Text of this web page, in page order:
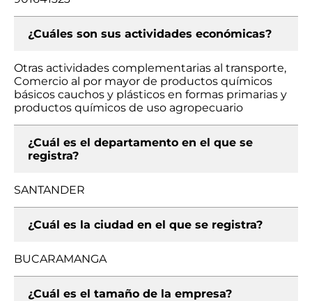
¿Cuáles son sus actividades económicas?
Otras actividades complementarias al transporte,
Comercio al por mayor de productos químicos
básicos cauchos y plásticos en formas primarias y
productos químicos de uso agropecuario
¿Cuál es el departamento en el que se
registra?
SANTANDER
¿Cuál es la ciudad en el que se registra?
BUCARAMANGA
¿Cuál es el tamaño de la empresa?